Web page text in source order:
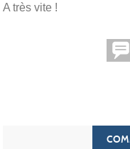
A très vite !